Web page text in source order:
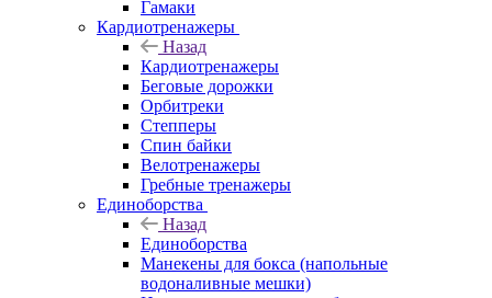
Гамаки
Кардиотренажеры
Назад
Кардиотренажеры
Беговые дорожки
Орбитреки
Степперы
Спин байки
Велотренажеры
Гребные тренажеры
Единоборства
Назад
Единоборства
Манекены для бокса (напольные
водоналивные мешки)